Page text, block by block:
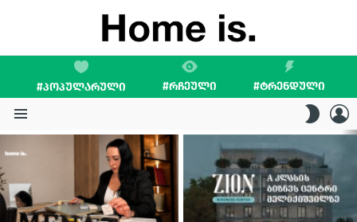
#ᲞᲝᲞᲣᲚᲐᲠᲣᲚᲘ #ᲠᲩᲔᲣᲚᲘ #ᲢᲠᲔᲜᲓᲣᲚᲘ
SKIN
STORIES